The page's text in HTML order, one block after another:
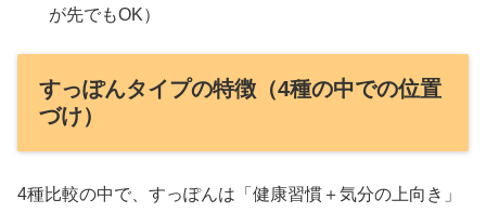
が先でもOK）
すっぽんタイプの特徴（4種の中での位置
づけ）
4種比較の中で、すっぽんは「健康習慣＋気分の上向き」